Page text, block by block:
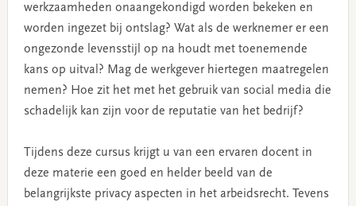
werkzaamheden onaangekondigd worden bekeken en
worden ingezet bij ontslag? Wat als de werknemer er een
ongezonde levensstijl op na houdt met toenemende
kans op uitval? Mag de werkgever hiertegen maatregelen
nemen? Hoe zit het met het gebruik van social media die
schadelijk kan zijn voor de reputatie van het bedrijf?
Tijdens deze cursus krijgt u van een ervaren docent in
deze materie een goed en helder beeld van de
belangrijkste privacy aspecten in het arbeidsrecht. Tevens